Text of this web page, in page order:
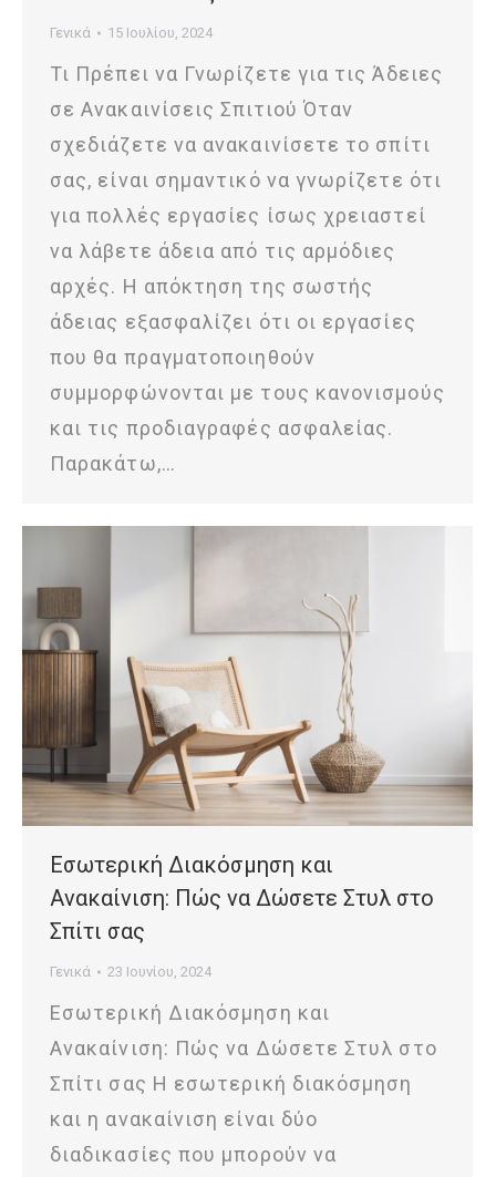
Γενικά 15 Ιουλίου, 2024
Τι Πρέπει να Γνωρίζετε για τις Άδειες
σε Ανακαινίσεις Σπιτιού Όταν
σχεδιάζετε να ανακαινίσετε το σπίτι
σας, είναι σημαντικό να γνωρίζετε ότι
για πολλές εργασίες ίσως χρειαστεί
να λάβετε άδεια από τις αρμόδιες
αρχές. Η απόκτηση της σωστής
άδειας εξασφαλίζει ότι οι εργασίες
που θα πραγματοποιηθούν
συμμορφώνονται με τους κανονισμούς
και τις προδιαγραφές ασφαλείας.
Παρακάτω,…
Εσωτερική Διακόσμηση και
Ανακαίνιση: Πώς να Δώσετε Στυλ στο
Σπίτι σας
Γενικά 23 Ιουνίου, 2024
Εσωτερική Διακόσμηση και
Ανακαίνιση: Πώς να Δώσετε Στυλ στο
Σπίτι σας Η εσωτερική διακόσμηση
και η ανακαίνιση είναι δύο
διαδικασίες που μπορούν να